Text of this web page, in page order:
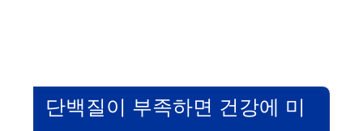
단백질이 부족하면 건강에 미